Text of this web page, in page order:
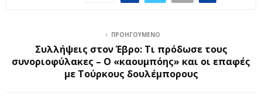
ΠΡΟΗΓΟΎΜΕΝΟ
Συλλήψεις στον Έβρο: Τι πρόδωσε τους
συνοριοφύλακες – Ο «καουμπόης» και οι επαφές
με Τούρκους δουλέμπορους